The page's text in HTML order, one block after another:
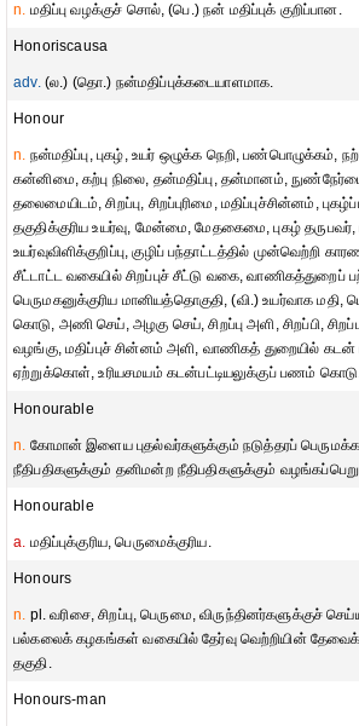
n. மதிப்பு வழக்குச் சொல், (பெ.) நன் மதிப்புக் குறிப்பான.
Honoriscausa
adv.(ல.) (தொ.) நன்மதிப்புக்கடையாளமாக.
Honour
n. நன்மதிப்பு, புகழ், உயர் ஒழுக்க நெறி, பண்பொழுக்கம்,
கன்னிமை, கற்பு நிலை, தன்மதிப்பு, தன்மானம்,
தலைமையிடம், சிறப்பு, சிறப்புரிமை, மதிப்புச்சின்னம்,
தகுதிக்குரிய உயர்வு, மேன்மை, மேதகைமை, புகழ் தருபவர்,
உயர்வுவிளிக்குறிப்பு, குழிப் பந்தாட்டத்தில் முன்வெற்றி
சீட்டாட்ட வகையில் சிறப்புச் சீட்டு வகை, வாணிகத்துறைப்
பெருமகனுக்குரிய மானியத்தொகுதி, (வி.) உயர்வாக மதி,
கொடு, அணி செய், அழகு செய், சிறப்பு அளி, சிறப்பி,
வழங்கு, மதிப்புச் சின்னம் அளி, வாணிகத் துறையில் கடன்
ஏற்றுக்கொள், உரியசமயம் கடன்பட்டியலுக்குப் பணம்
Honourable
n. கோமான் இளைய புதல்வர்களுக்கும் நடுத்தரப்
நீதிபதிகளுக்கும் தனிமன்ற நீதிபதிகளுக்கும்
Honourable
a. மதிப்புக்குரிய, பெருமைக்குரிய.
Honours
n. pl. வரிசை, சிறப்பு, பெருமை, விருந்தினர்களுக்குச்
பல்கலைக் கழகங்கள் வகையில் தேர்வு வெற்றியின்
தகுதி.
Honours-man